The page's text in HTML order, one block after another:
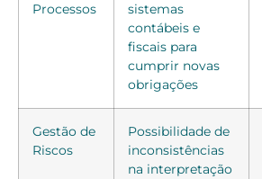
Processos
sistemas
contábeis e
fiscais para
cumprir novas
obrigações
Gestão de
Riscos
Possibilidade de
inconsistências
na interpretação